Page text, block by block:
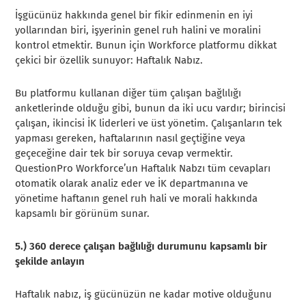
İşgücünüz hakkında genel bir fikir edinmenin en iyi
yollarından biri, işyerinin genel ruh halini ve moralini
kontrol etmektir. Bunun için Workforce platformu dikkat
çekici bir özellik sunuyor: Haftalık Nabız.
Bu platformu kullanan diğer tüm çalışan bağlılığı
anketlerinde olduğu gibi, bunun da iki ucu vardır; birincisi
çalışan, ikincisi İK liderleri ve üst yönetim. Çalışanların tek
yapması gereken, haftalarının nasıl geçtiğine veya
geçeceğine dair tek bir soruya cevap vermektir.
QuestionPro Workforce’un Haftalık Nabzı tüm cevapları
otomatik olarak analiz eder ve İK departmanına ve
yönetime haftanın genel ruh hali ve morali hakkında
kapsamlı bir görünüm sunar.
5.) 360 derece çalışan bağlılığı durumunu kapsamlı bir
şekilde anlayın
Haftalık nabız, iş gücünüzün ne kadar motive olduğunu